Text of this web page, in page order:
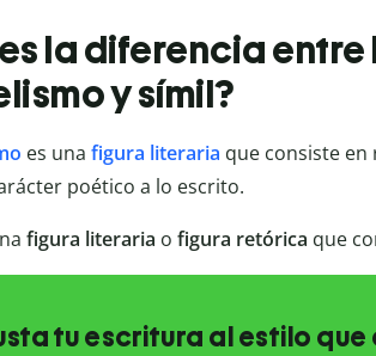
la diferencia
y símil?
es una figura literaria que consiste
poético a lo escrito.
figura literaria o figura retórica que
tu escritura al estilo